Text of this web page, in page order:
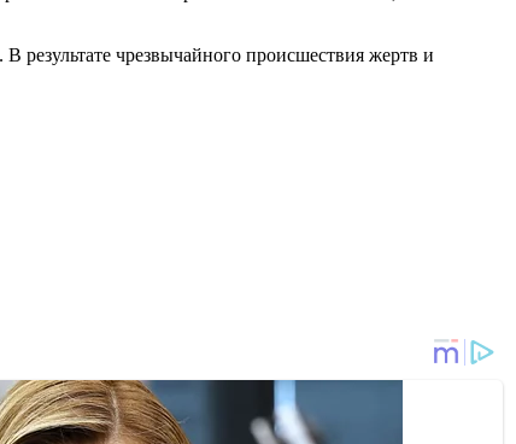
результате чрезвычайного происшествия жертв и